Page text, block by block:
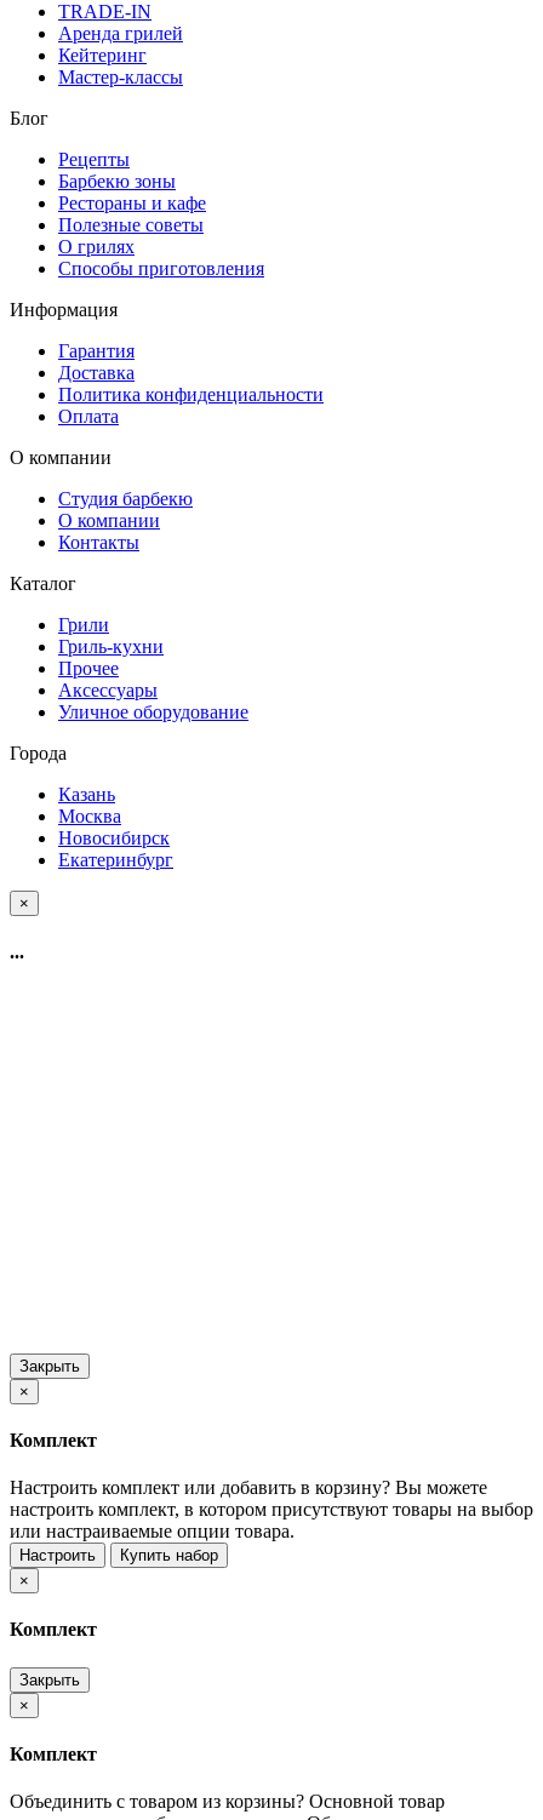
TRADE-IN
Аренда грилей
Кейтеринг
Мастер-классы
Блог
Рецепты
Барбекю зоны
Рестораны и кафе
Полезные советы
О грилях
Способы приготовления
Информация
Гарантия
Доставка
Политика конфиденциальности
Оплата
О компании
Студия барбекю
О компании
Контакты
Каталог
Грили
Гриль-кухни
Прочее
Аксессуары
Уличное оборудование
Города
Казань
Москва
Новосибирск
Екатеринбург
×
...
Закрыть
×
Комплект
Настроить комплект или добавить в корзину? Вы можете
настроить комплект, в котором присутствуют товары на выбор
или настраиваемые опции товара.
Настроить
Купить набор
×
Комплект
Закрыть
×
Комплект
Объединить с товаром из корзины? Основной товар